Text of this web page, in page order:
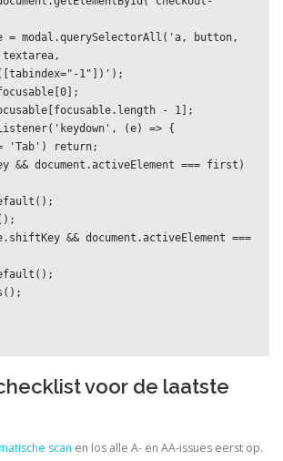
= modal.querySelectorAll('a, button,
1"])');
- 1];
(e) => {
voor de laatste
scan en los alle A- en AA-issues eerst op.